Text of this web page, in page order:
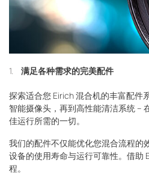
满足各种需求的完美配件
探索适合您 Eirich 混合机的丰富配件
智能摄像头，再到高性能清洁系统 –
佳运行所需的一切。
我们的配件不仅能优化您混合流程的
设备的使用寿命与运行可靠性。借助
程。